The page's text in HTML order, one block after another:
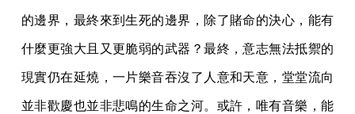
的邊界，最終來到生死的邊界，除了賭命的決心，能有
什麼更強大且又更脆弱的武器？最終，意志無法抵禦的
現實仍在延燒，一片樂音吞沒了人意和天意，堂堂流向
並非歡慶也並非悲鳴的生命之河。或許，唯有音樂，能